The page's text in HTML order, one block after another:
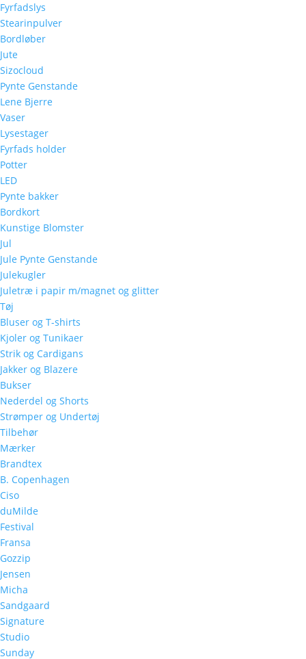
Fyrfadslys
Stearinpulver
Bordløber
Jute
Sizocloud
Pynte Genstande
Lene Bjerre
Vaser
Lysestager
Fyrfads holder
Potter
LED
Pynte bakker
Bordkort
Kunstige Blomster
Jul
Jule Pynte Genstande
Julekugler
Juletræ i papir m/magnet og glitter
Tøj
Bluser og T-shirts
Kjoler og Tunikaer
Strik og Cardigans
Jakker og Blazere
Bukser
Nederdel og Shorts
Strømper og Undertøj
Tilbehør
Mærker
Brandtex
B. Copenhagen
Ciso
duMilde
Festival
Fransa
Gozzip
Jensen
Micha
Sandgaard
Signature
Studio
Sunday